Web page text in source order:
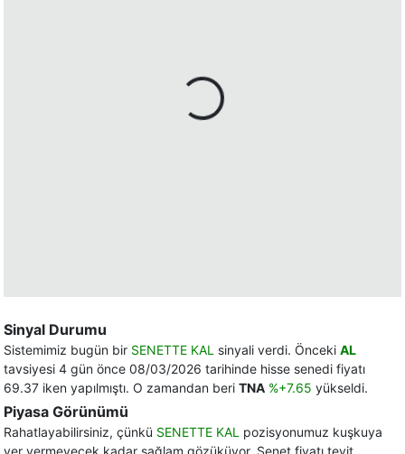
Sinyal Durumu
Sistemimiz bugün bir SENETTE KAL sinyali verdi. Önceki AL
tavsiyesi 4 gün önce 08/03/2026 tarihinde hisse senedi fiyatı
69.37 iken yapılmıştı. O zamandan beri TNA %+7.65 yükseldi.
Piyasa Görünümü
Rahatlayabilirsiniz, çünkü SENETTE KAL pozisyonumuz kuşkuya
yer vermeyecek kadar sağlam gözüküyor. Senet fiyatı teyit